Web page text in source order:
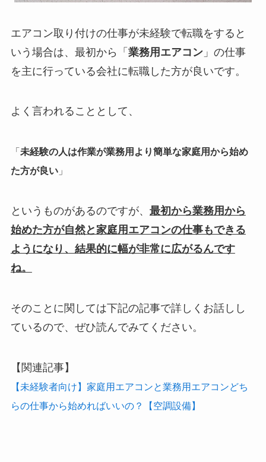
エアコン取り付けの仕事が未経験で転職をすると
いう場合は、最初から「 業務用エアコン」の仕事
を主に行っている会社に転職した方が良いです。
よく言われることとして、
「 未経験の人は作業が業務用より簡単な家庭用から始め
た方が良い」
というものがあるのですが、 最初から業務用から
始めた方が自然と家庭用エアコンの仕事もできる
ようになり、結果的に幅が非常に広がるんです
ね。
そのことに関しては下記の記事で詳しくお話しし
ているので、ぜひ読んでみてください。
【関連記事】
【未経験者向け】家庭用エアコンと業務用エアコンどち
らの仕事から始めればいいの？【空調設備】